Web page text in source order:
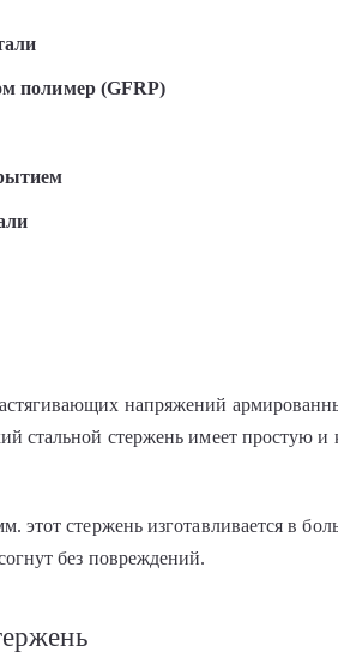
полимер (GFRP)
напряжений
стальной стержень имеет простую и
этот стержень изготавливается в
без повреждений.